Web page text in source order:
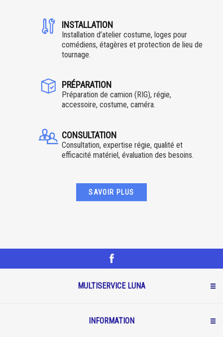
INSTALLATION
Installation d’atelier costume, loges pour
comédiens, étagères et protection de lieu de
tournage.
PRÉPARATION
Préparation de camion (RIG), régie,
accessoire, costume, caméra.
CONSULTATION
Consultation, expertise régie, qualité et
efficacité matériel, évaluation des besoins.
SAVOIR PLUS
MULTISERVICE LUNA
INFORMATION